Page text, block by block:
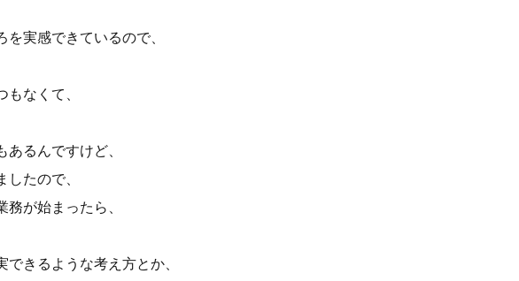
実感できているので、
なくて、
るんですけど、
たので、
が始まったら、
きるような考え方とか、